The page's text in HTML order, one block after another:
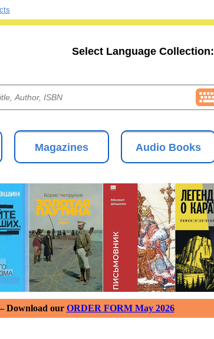
Select Language Collection:
Magazines Audio Books
Download our ORDER FORM May 2026